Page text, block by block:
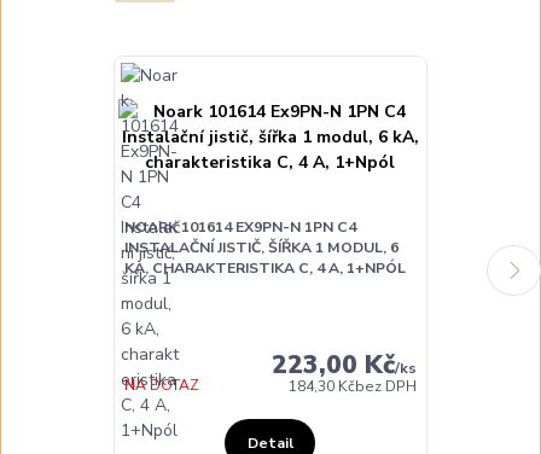
NOARK 101614 EX9PN-N 1PN C4
INSTALAČNÍ JISTIČ, ŠÍŘKA 1 MODUL, 6
KA, CHARAKTERISTIKA C, 4 A, 1+NPÓL
223,00 Kč/ks
184,30 Kčbez DPH
NA DOTAZ
Detail
INSTALAČNÍ
KA,